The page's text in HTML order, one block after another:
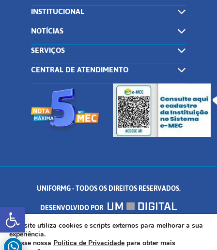
Abrir a barra de ferramentas
INSTITUCIONAL
NOTÍCIAS
SERVIÇOS
CENTRAL DE ATENDIMENTO
UNIFORMG - TODOS OS DIREITOS RESERVADOS.
DESENVOLVIDO POR
AV. DR. ARNALDO DE SENNA, 328 - PALMEIRAS, FORMIGA/MG - CEP:
35.574.530
Este site utiliza cookies e scripts externos para melhorar a sua
experiência.
Acesse nossa Política de Privacidade para obter mais